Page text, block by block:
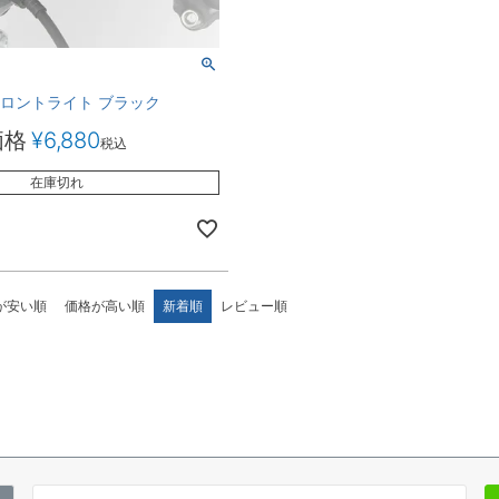
ントライト ブラック
¥6,880税込
在庫切れ
安い順 価格が高い順 新着順 レビュー順